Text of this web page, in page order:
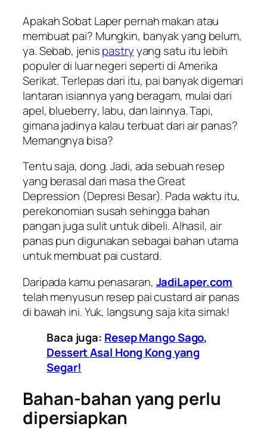
Apakah Sobat Laper pernah makan atau
membuat pai? Mungkin, banyak yang belum,
ya. Sebab, jenispastryyang satu itu lebih
populer di luar negeri seperti di Amerika
Serikat. Terlepas dari itu, pai banyak digemari
lantaran isiannya yang beragam, mulai dari
apel, blueberry, labu, dan lainnya. Tapi,
gimana jadinya kalau terbuat dari air panas?
Memangnya bisa?
Tentu saja, dong. Jadi, ada sebuah resep
yang berasal dari masatheGreat
Depression (Depresi Besar). Pada waktu itu,
perekonomian susah sehingga bahan
pangan juga sulit untuk dibeli. Alhasil, air
panas pun digunakan sebagai bahan utama
untuk membuat paicustard.
Daripada kamu penasaran, JadiLaper.com
telah menyusun resep pai custard air panas
di bawah ini. Yuk, langsung saja kita simak!
Baca juga: Resep Mango Sago,
Dessert Asal Hong Kong yang
Segar!
Bahan-bahan yang perlu
dipersiapkan